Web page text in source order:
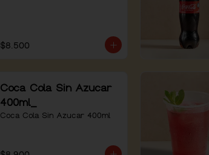
$8.500
Coca Cola Sin Azucar
400ml_
Coca Cola Sin Azucar 400ml